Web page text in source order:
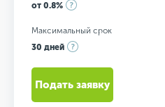
от 0.8%
Максимальный срок
30 дней
Подать заявку